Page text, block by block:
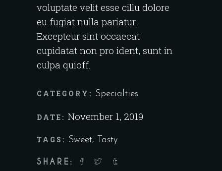
voluptate velit esse cillu dolore
eu fugiat nulla pariatur.
Excepteur sint occaecat
cupidatat non pro ident, sunt in
culpa quioff.
CATEGORY: Specialties
DATE: November 1, 2019
TAGS: Sweet, Tasty
SHARE: